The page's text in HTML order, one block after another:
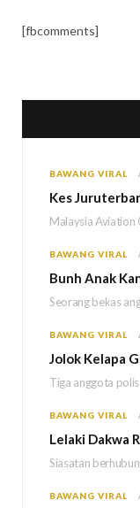
[fbcomments]
BAWANG VIRAL
BAWANG VIRAL
Bunh Anak
BAWANG VIRAL
BAWANG VIRAL
BAWANG VIRAL